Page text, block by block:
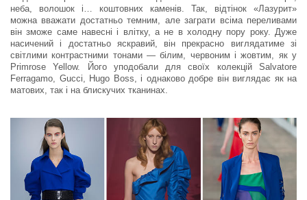
неба, волошок і… коштовних каменів. Так, відтінок «Лазурит»
можна вважати достатньо темним, але заграти всіма переливами
він зможе саме навесні і влітку, а не в холодну пору року. Дуже
насичений і достатньо яскравий, він прекрасно виглядатиме зі
світлими контрастними тонами — білим, червоним і жовтим, як у
Primrose Yellow. Його уподобали для своїх колекцій Salvatore
Ferragamo, Gucci, Hugo Boss, і однаково добре він виглядає як на
матових, так і на блискучих тканинах.